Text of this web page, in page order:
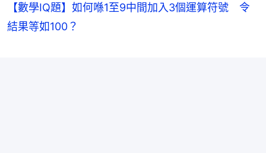
【數學IQ題】如何喺1至9中間加入3個運算符號 令
結果等如100？